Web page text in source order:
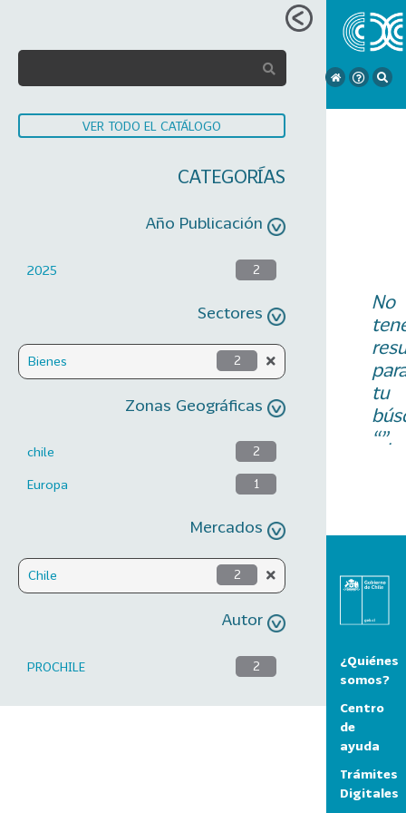
VER TODO EL CATÁLOGO
CATEGORÍAS
Año Publicación
2025 2
Sectores
Bienes 2
Zonas Geográficas
chile 2
Europa 1
Mercados
Chile 2
Autor
PROCHILE 2
No
tu
“”.
¿Quiénes
somos?
Centro
de
ayuda
Trámites
Digitales